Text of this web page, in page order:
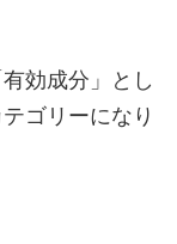
効成分」とし
ゴリーになり